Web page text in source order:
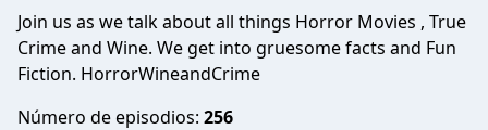
Join us as we talk about all things Horror Movies , True
Crime and Wine. We get into gruesome facts and Fun
Fiction. HorrorWineandCrime
Número de episodios: 256